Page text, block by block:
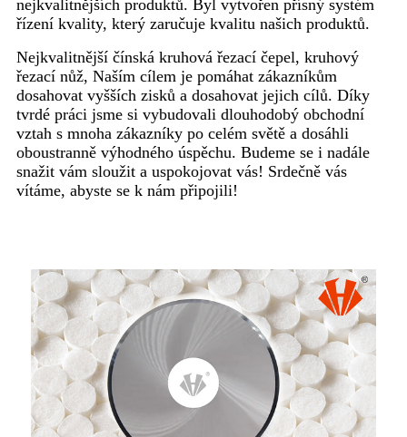
nejkvalitnějších produktů. Byl vytvořen přísný systém
řízení kvality, který zaručuje kvalitu našich produktů.
Nejkvalitnější čínská kruhová řezací čepel, kruhový
řezací nůž, Naším cílem je pomáhat zákazníkům
dosahovat vyšších zisků a dosahovat jejich cílů. Díky
tvrdé práci jsme si vybudovali dlouhodobý obchodní
vztah s mnoha zákazníky po celém světě a dosáhli
oboustranně výhodného úspěchu. Budeme se i nadále
snažit vám sloužit a uspokojovat vás! Srdečně vás
vítáme, abyste se k nám připojili!